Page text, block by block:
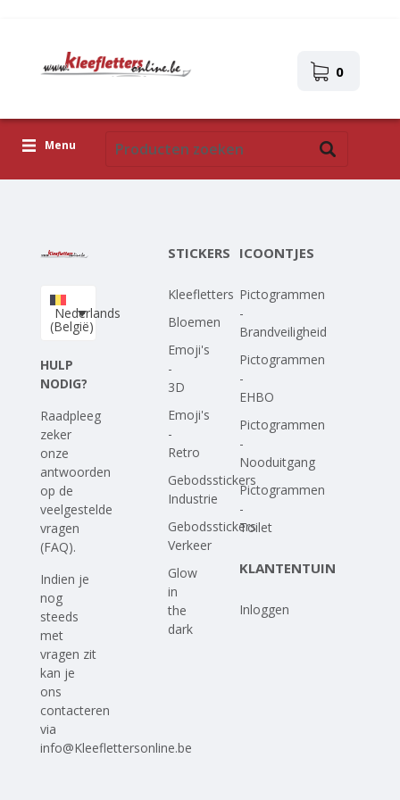
0
Menu
Upload je eigen ontwerp
Corona Covid-19
Nederlands
(België)
HULP
NODIG?
Raadpleeg
zeker
onze
antwoorden
op de
veelgestelde
vragen
(FAQ).
Indien je
nog
steeds
met
vragen zit
kan je
ons
contacteren
via
info@Kleeflettersonline.be
STICKERS
Kleefletters
Bloemen
Emoji's
-
3D
Emoji's
-
Retro
Gebodsstickers
Industrie
Gebodsstickers
Verkeer
Glow
in
the
dark
ICOONTJES
Pictogrammen
-
Brandveiligheid
Pictogrammen
-
EHBO
Pictogrammen
-
Nooduitgang
Pictogrammen
-
Toilet
KLANTENTUIN
Inloggen